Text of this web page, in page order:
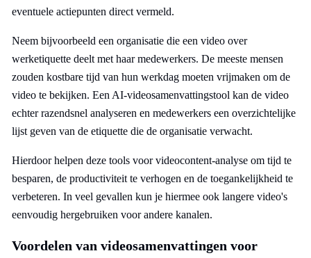
eventuele actiepunten direct vermeld.
Neem bijvoorbeeld een organisatie die een video over
werketiquette deelt met haar medewerkers. De meeste mensen
zouden kostbare tijd van hun werkdag moeten vrijmaken om de
video te bekijken. Een AI-videosamenvattingstool kan de video
echter razendsnel analyseren en medewerkers een overzichtelijke
lijst geven van de etiquette die de organisatie verwacht.
Hierdoor helpen deze tools voor videocontent-analyse om tijd te
besparen, de productiviteit te verhogen en de toegankelijkheid te
verbeteren. In veel gevallen kun je hiermee ook langere video's
eenvoudig hergebruiken voor andere kanalen.
Voordelen van videosamenvattingen voor